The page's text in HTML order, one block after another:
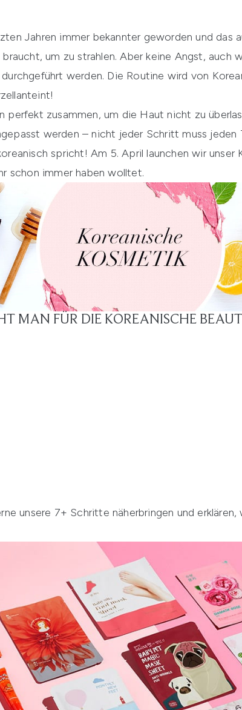
Jahren immer bekannter geworden und das
um zu strahlen. Aber keine Angst, auch
werden. Die Routine wird von
perfekt zusammen, um die Haut nicht zu
werden – nicht jeder Schritt muss jeden
spricht! Am 5. April launchen wir unser
schon immer haben wolltet.
MAN FÜR DIE KOREANISCHE
unsere 7+ Schritte näherbringen und